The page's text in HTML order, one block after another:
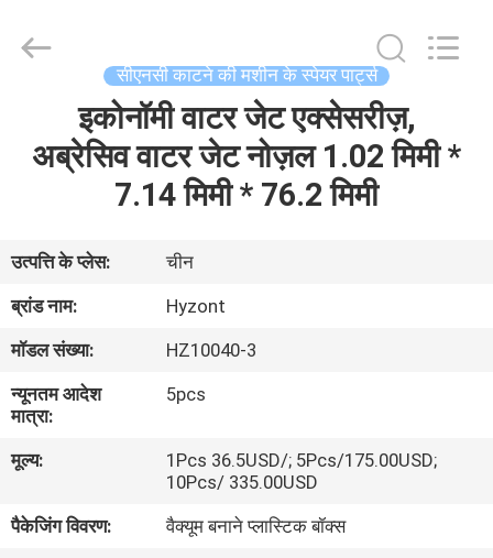
वीडियो
हमारे
में
कारखाना
भ्रमण
Technologies
Co.,Ltd..
सीएनसी काटने की मशीन के स्पेयर पार्ट्स
इकोनॉमी वाटर जेट एक्सेसरीज़,
अब्रेसिव वाटर जेट नोज़ल 1.02 मिमी *
7.14 मिमी * 76.2 मिमी
उत्पत्ति के प्लेस:
चीन
ब्रांड नाम:
Hyzont
मॉडल संख्या:
HZ10040-3
न्यूनतम आदेश
मात्रा:
5pcs
मूल्य:
1Pcs 36.5USD/; 5Pcs/175.00USD;
10Pcs/ 335.00USD
पैकेजिंग विवरण:
वैक्यूम बनाने प्लास्टिक बॉक्स